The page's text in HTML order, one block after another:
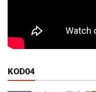
KOD04